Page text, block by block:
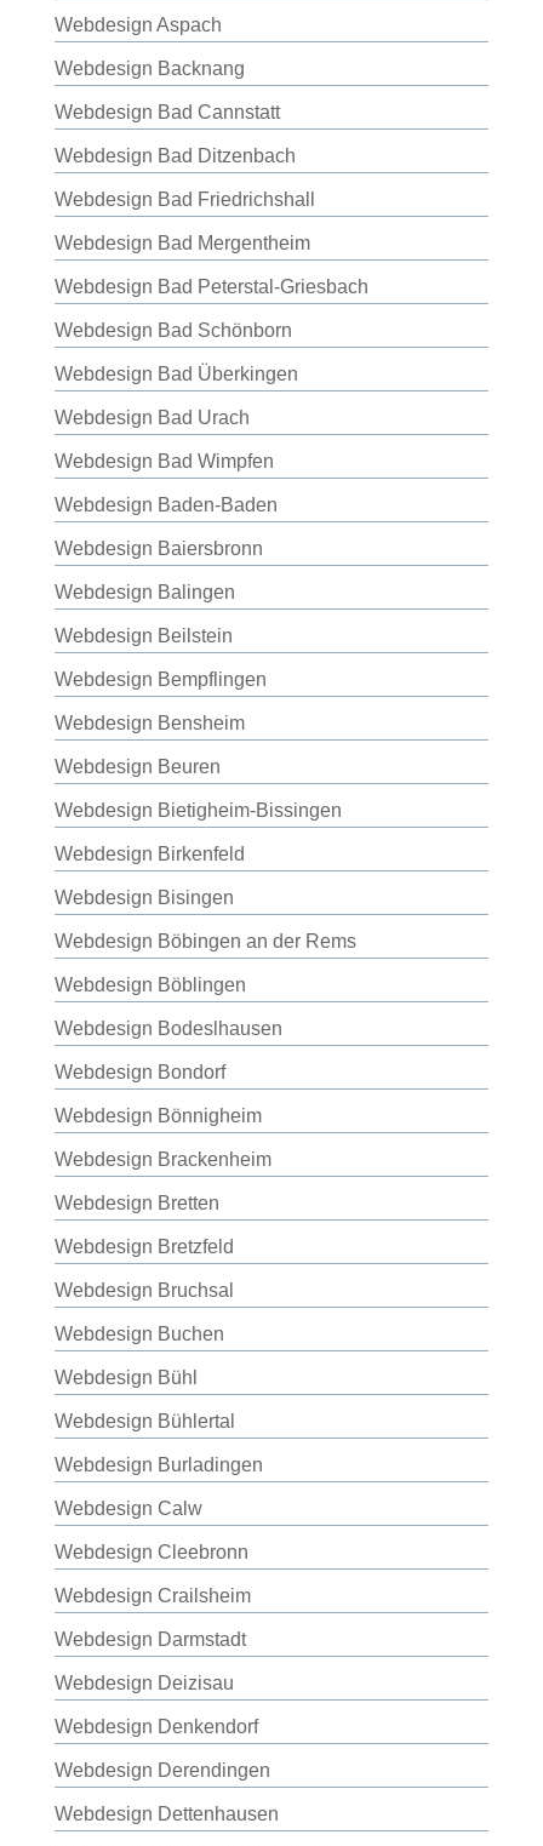
Webdesign Aspach
Webdesign Backnang
Webdesign Bad Cannstatt
Webdesign Bad Ditzenbach
Webdesign Bad Friedrichshall
Webdesign Bad Mergentheim
Webdesign Bad Peterstal-Griesbach
Webdesign Bad Schönborn
Webdesign Bad Überkingen
Webdesign Bad Urach
Webdesign Bad Wimpfen
Webdesign Baden-Baden
Webdesign Baiersbronn
Webdesign Balingen
Webdesign Beilstein
Webdesign Bempflingen
Webdesign Bensheim
Webdesign Beuren
Webdesign Bietigheim-Bissingen
Webdesign Birkenfeld
Webdesign Bisingen
Webdesign Böbingen an der Rems
Webdesign Böblingen
Webdesign Bodeslhausen
Webdesign Bondorf
Webdesign Bönnigheim
Webdesign Brackenheim
Webdesign Bretten
Webdesign Bretzfeld
Webdesign Bruchsal
Webdesign Buchen
Webdesign Bühl
Webdesign Bühlertal
Webdesign Burladingen
Webdesign Calw
Webdesign Cleebronn
Webdesign Crailsheim
Webdesign Darmstadt
Webdesign Deizisau
Webdesign Denkendorf
Webdesign Derendingen
Webdesign Dettenhausen